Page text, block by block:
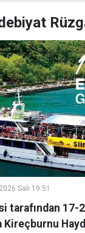
Salı 19:51
tarafından 17-
Kireçburnu